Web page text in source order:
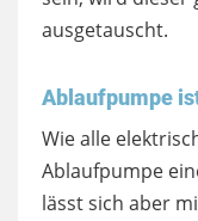
ausgetauscht.
Ablaufpumpe
Wie alle
Ablaufpumpe
lässt sich aber